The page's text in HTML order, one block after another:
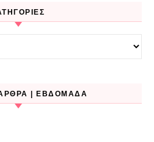
| ΕΒΔΟΜΆΔΑ